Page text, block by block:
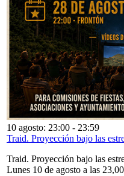
10 agosto: 23:00 - 23:59
Traid. Proyección bajo las
Traid. Proyección bajo las
Lunes 10 de agosto a las